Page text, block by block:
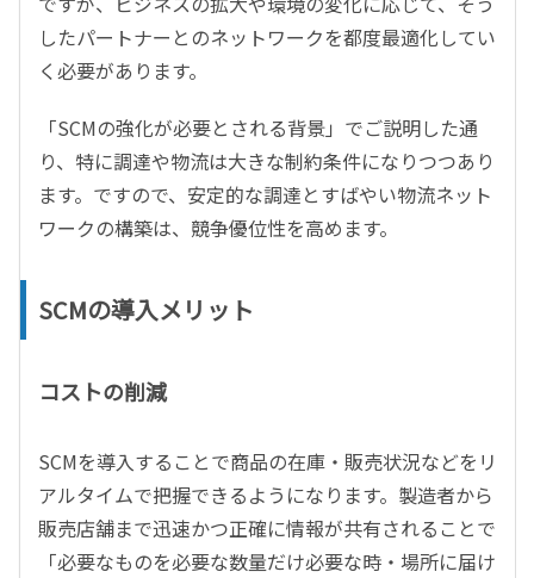
したパートナーとのネットワークを都度最適化してい
く必要があります。
「SCMの強化が必要とされる背景」でご説明した通
り、特に調達や物流は大きな制約条件になりつつあり
ます。ですので、安定的な調達とすばやい物流ネット
ワークの構築は、競争優位性を高めます。
SCMの導入メリット
コストの削減
SCMを導入することで商品の在庫・販売状況などをリ
アルタイムで把握できるようになります。製造者から
販売店舗まで迅速かつ正確に情報が共有されることで
「必要なものを必要な数量だけ必要な時・場所に届け